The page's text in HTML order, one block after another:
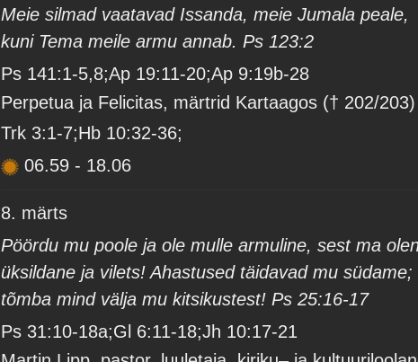
Meie silmad vaatavad Issanda, meie Jumala peale,
kuni Tema meile armu annab. Ps 123:2
Ps 141:1-5,8;Ap 19:11-20;Ap 9:19b-28
Perpetua ja Felicitas, märtrid Kartaagos († 202/203)
Trk 3:1-7;Hb 10:32-36;
06.59 - 18.06
8. märts
Pöördu mu poole ja ole mulle armuline, sest ma
üksildane ja vilets! Ahastused täidavad mu südame;
tõmba mind välja mu kitsikustest! Ps 25:16-17
Ps 31:10-18a;Gl 6:11-18;Jh 10:17-21